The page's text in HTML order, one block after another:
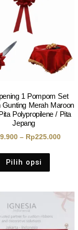
1 Pompom Set
Gunting Merah Maroon
Polypropilene / Pita
Jepang
– Rp225.000
Pilih opsi